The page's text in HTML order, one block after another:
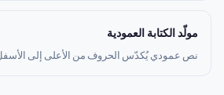
مولّد الكتابة العمودية
نص عمودي يُكدّس الحروف من الأعلى إلى الأسفل. 12 تخطيطًا